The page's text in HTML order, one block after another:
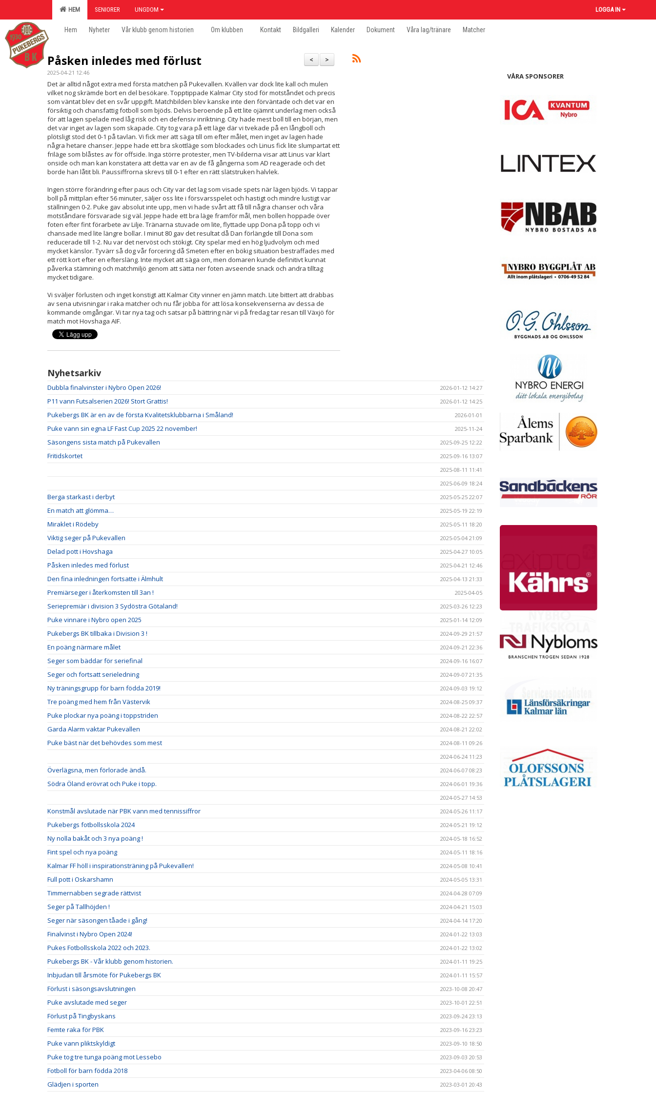
HEM SENIORER UNGDOM LOGGA IN
Hem Nyheter Vår klubb genom historien Om klubben Kontakt Bildgalleri Kalender Dokument Våra lag/tränare Matcher
>
<
Påsken inledes med förlust
2025-04-21 12:46
Det är alltid något extra med första matchen på Pukevallen. Kvällen var dock lite kall och mulen
vilket nog skrämde bort en del besökare. Topptippade Kalmar City stod för motståndet och precis
som väntat blev det en svår uppgift. Matchbilden blev kanske inte den förväntade och det var en
försiktig och chansfattig fotboll som bjöds. Delvis beroende på ett lite ojämnt underlag men också
för att lagen spelade med låg risk och en defensiv inriktning. City hade mest boll till en början, men
det var inget av lagen som skapade. City tog vara på ett läge där vi tvekade på en långboll och
plötsligt stod det 0-1 på tavlan. Vi fick mer att säga till om efter målet, men inget av lagen hade
några hetare chanser. Jeppe hade ett bra skottläge som blockades och Linus fick lite slumpartat ett
friläge som blåstes av för offside. Inga större protester, men TV-bilderna visar att Linus var klart
onside och man kan konstatera att detta var en av de få gångerna som AD reagerade och det
borde han låtit bli. Paussiffrorna skrevs till 0-1 efter en rätt slätstruken halvlek.
Ingen större förändring efter paus och City var det lag som visade spets när lägen bjöds. Vi tappar
boll på mittplan efter 56 minuter, säljer oss lite i försvarsspelet och hastigt och mindre lustigt var
ställningen 0-2. Puke gav absolut inte upp, men vi hade svårt att få till några chanser och våra
motståndare försvarade sig väl. Jeppe hade ett bra läge framför mål, men bollen hoppade över
foten efter fint förarbete av Lilje. Tränarna stuvade om lite, flyttade upp Dona på topp och vi
chansade med lite längre bollar. I minut 80 gav det resultat då Dan förlängde till Dona som
reducerade till 1-2. Nu var det nervöst och stökigt. City spelar med en hög ljudvolym och med
mycket känslor. Tyvärr så dog vår forcering då Smeten efter en bökig situation bestraffades med
ett rött kort efter en eftersläng. Inte mycket att säga om, men domaren kunde definitivt kunnat
påverka stämning och matchmiljö genom att sätta ner foten avseende snack och andra tilltag
mycket tidigare.
Vi sväljer förlusten och inget konstigt att Kalmar City vinner en jämn match. Lite bittert att drabbas
av sena utvisningar i raka matcher och nu får jobba för att lösa konsekvenserna av dessa de
kommande omgångar. Vi tar nya tag och satsar på bättring när vi på fredag tar resan till Växjö för
match mot Hovshaga AIF.
Nyhetsarkiv
Dubbla finalvinster i Nybro Open 2026! 2026-01-12 14:27
P11 vann Futsalserien 2026! Stort Grattis! 2026-01-12 14:25
Pukebergs BK är en av de första Kvalitetsklubbarna i Småland! 2026-01-01
Puke vann sin egna LF Fast Cup 2025 22 november! 2025-11-24
Säsongens sista match på Pukevallen 2025-09-25 12:22
Fritidskortet
2025-09-16 13:07
2025-08-11 11:41
2025-06-09 18:24
Berga starkast i derbyt 2025-05-25 22:07
En match att glömma… 2025-05-19 22:19
Miraklet i Rödeby 2025-05-11 18:20
Viktig seger på Pukevallen 2025-05-04 21:09
Delad pott i Hovshaga 2025-04-27 10:05
Påsken inledes med förlust 2025-04-21 12:46
Den fina inledningen fortsatte i Älmhult 2025-04-13 21:33
Premiärseger i återkomsten till 3an ! 2025-04-05
Seriepremiär i division 3 Sydöstra Götaland! 2025-03-26 12:23
Puke vinnare i Nybro open 2025 2025-01-14 12:09
Pukebergs BK tillbaka i Division 3 ! 2024-09-29 21:57
En poäng närmare målet 2024-09-21 22:36
Seger som bäddar för seriefinal 2024-09-16 16:07
Seger och fortsatt serieledning 2024-09-07 21:35
Ny träningsgrupp för barn födda 2019! 2024-09-03 19:12
Tre poäng med hem från Västervik 2024-08-25 09:37
Puke plockar nya poäng i toppstriden 2024-08-22 22:57
Garda Alarm vaktar Pukevallen 2024-08-21 22:02
Puke bäst när det behövdes som mest
2024-08-11 09:26
2024-06-24 11:23
Överlägsna, men förlorade ändå. 2024-06-07 08:23
Södra Öland erövrat och Puke i topp.
2024-06-01 19:36
2024-05-27 14:53
Konstmål avslutade när PBK vann med tennissiffror 2024-05-26 11:17
Pukebergs fotbollsskola 2024 2024-05-21 19:12
Ny nolla bakåt och 3 nya poäng ! 2024-05-18 16:52
Fint spel och nya poäng 2024-05-11 18:16
Kalmar FF höll i inspirationsträning på Pukevallen! 2024-05-08 10:41
Full pott i Oskarshamn 2024-05-05 13:31
Timmernabben segrade rättvist 2024-04-28 07:09
Seger på Tallhöjden ! 2024-04-21 15:03
Seger när säsongen tåade i gång! 2024-04-14 17:20
Finalvinst i Nybro Open 2024! 2024-01-22 13:03
Pukes Fotbollsskola 2022 och 2023. 2024-01-22 13:02
Pukebergs BK - Vår klubb genom historien. 2024-01-11 19:25
Inbjudan till årsmöte för Pukebergs BK 2024-01-11 15:57
Förlust i säsongsavslutningen 2023-10-08 20:47
Puke avslutade med seger 2023-10-01 22:51
Förlust på Tingbyskans 2023-09-24 23:13
Femte raka för PBK 2023-09-16 23:23
Puke vann pliktskyldigt 2023-09-10 18:50
Puke tog tre tunga poäng mot Lessebo 2023-09-03 20:53
Fotboll för barn födda 2018 2023-04-06 08:50
Glädjen i sporten 2023-03-01 20:43
VÅRA SPONSORER